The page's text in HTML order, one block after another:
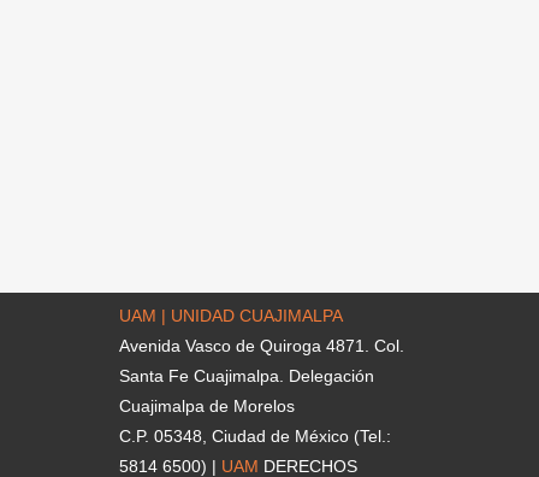
UAM | UNIDAD CUAJIMALPA
Avenida Vasco de Quiroga 4871. Col.
Santa Fe Cuajimalpa. Delegación
Cuajimalpa de Morelos
C.P. 05348, Ciudad de México (Tel.:
5814 6500) | UAM DERECHOS